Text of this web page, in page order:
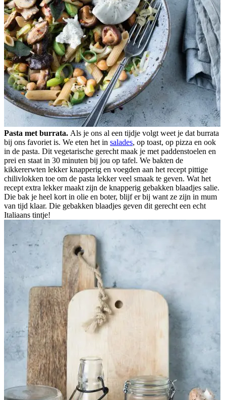
Pasta met burrata. Als je ons al een tijdje volgt weet je dat burrata
bij ons favoriet is. We eten het in salades, op toast, op pizza en ook
in de pasta. Dit vegetarische gerecht maak je met paddenstoelen en
prei en staat in 30 minuten bij jou op tafel. We bakten de
kikkererwten lekker knapperig en voegden aan het recept pittige
chilivlokken toe om de pasta lekker veel smaak te geven. Wat het
recept extra lekker maakt zijn de knapperig gebakken blaadjes salie.
Die bak je heel kort in olie en boter, blijf er bij want ze zijn in mum
van tijd klaar. Die gebakken blaadjes geven dit gerecht een echt
Italiaans tintje!